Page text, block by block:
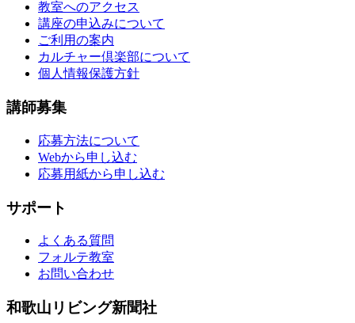
教室へのアクセス
講座の申込みについて
ご利用の案内
カルチャー倶楽部について
個人情報保護方針
講師募集
応募方法について
Webから申し込む
応募用紙から申し込む
サポート
よくある質問
フォルテ教室
お問い合わせ
和歌山リビング新聞社